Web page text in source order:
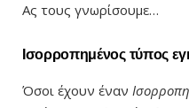
Ας τους γνωρίσουμε…
Ισορροπημένος τύπος
Όσοι έχουν έναν